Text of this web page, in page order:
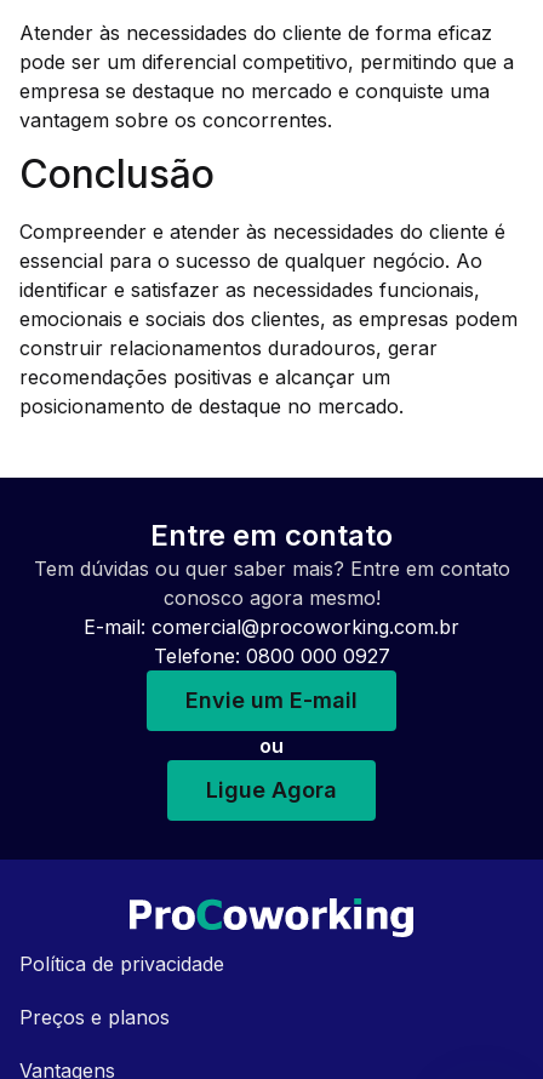
Atender às necessidades do cliente de forma eficaz
pode ser um diferencial competitivo, permitindo que a
empresa se destaque no mercado e conquiste uma
vantagem sobre os concorrentes.
Conclusão
Compreender e atender às necessidades do cliente é
essencial para o sucesso de qualquer negócio. Ao
identificar e satisfazer as necessidades funcionais,
emocionais e sociais dos clientes, as empresas podem
construir relacionamentos duradouros, gerar
recomendações positivas e alcançar um
posicionamento de destaque no mercado.
Entre em contato
Tem dúvidas ou quer saber mais? Entre em contato
conosco agora mesmo!
E-mail: comercial@procoworking.com.br
Telefone: 0800 000 0927
Envie um E-mail
ou
Ligue Agora
Política de privacidade
Preços e planos
Vantagens